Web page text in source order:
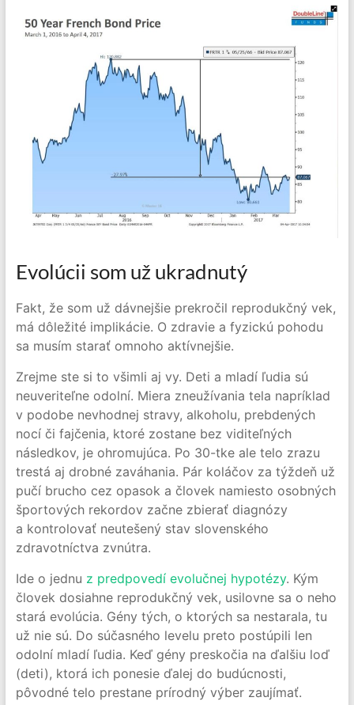
Evolúcii som už ukradnutý
Fakt, že som už dávnejšie prekročil reprodukčný vek,
má dôležité implikácie. O zdravie a fyzickú pohodu
sa musím starať omnoho aktívnejšie.
Zrejme ste si to všimli aj vy. Deti a mladí ľudia sú
neuveriteľne odolní. Miera zneužívania tela napríklad
v podobe nevhodnej stravy, alkoholu, prebdených
nocí či fajčenia, ktoré zostane bez viditeľných
následkov, je ohromujúca. Po 30-tke ale telo zrazu
trestá aj drobné zaváhania. Pár koláčov za týždeň už
pučí brucho cez opasok a človek namiesto osobných
športových rekordov začne zbierať diagnózy
a kontrolovať neutešený stav slovenského
zdravotníctva zvnútra.
Ide o jednu z predpovedí evolučnej hypotézy. Kým
človek dosiahne reprodukčný vek, usilovne sa o neho
stará evolúcia. Gény tých, o ktorých sa nestarala, tu
už nie sú. Do súčasného levelu preto postúpili len
odolní mladí ľudia. Keď gény preskočia na ďalšiu loď
(deti), ktorá ich ponesie ďalej do budúcnosti,
pôvodné telo prestane prírodný výber zaujímať.